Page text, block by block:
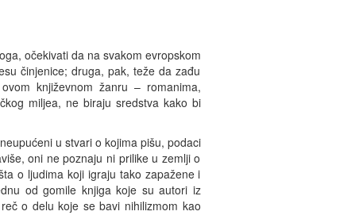
očekivati da na svakom evropskom
činjenice; druga, pak, teže da zađu
književnom žanru – romanima,
miljea, ne biraju sredstva kako bi
u stvari o kojima pišu, podaci
oni ne poznaju ni prilike u zemlji o
o ljudima koji igraju tako zapažene i
od gomile knjiga koje su autori iz
o delu koje se bavi nihilizmom kao